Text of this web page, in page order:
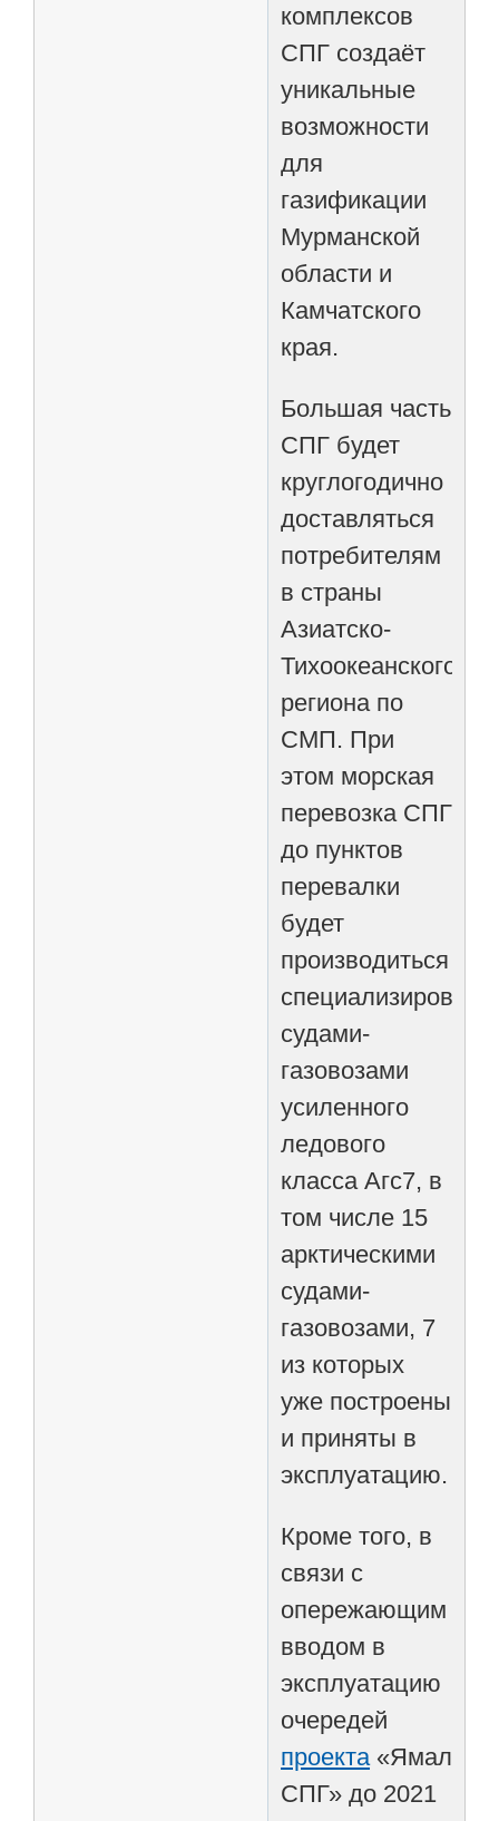
комплексов
СПГ создаёт
уникальные
возможности
для
газификации
Мурманской
области и
Камчатского
края.
Большая часть
СПГ будет
круглогодично
доставляться
потребителям
в страны
Азиатско-
Тихоокеанского
региона по
СМП. При
этом морская
перевозка СПГ
до пунктов
перевалки
будет
производиться
судами-
газовозами
усиленного
ледового
класса Агс7, в
том числе 15
арктическими
судами-
газовозами, 7
из которых
уже построены
и приняты в
эксплуатацию.
Кроме того, в
связи с
опережающим
вводом в
эксплуатацию
очередей
проекта «Ямал
СПГ» до 2021